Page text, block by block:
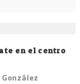
en el centro